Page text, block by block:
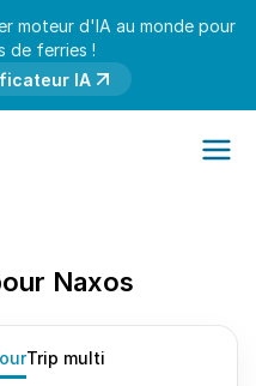
moteur d'IA au monde pour
de ferries !
IA
Naxos
Trip multi